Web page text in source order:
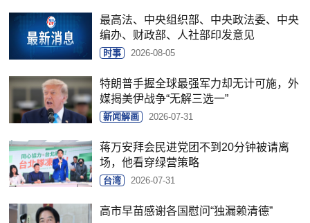
最高法、中央组织部、中央政法委、中央
编办、财政部、人社部印发意见
时事 2026-08-05
特朗普手握全球最强军力却无计可施，外
媒揭美伊战争“无解三选一”
新闻解画 2026-07-31
蒋万安拜会民进党团不到20分钟被请离
场，他看穿绿营策略
台湾 2026-07-31
高市早苗感谢各国慰问“独漏赖清德”